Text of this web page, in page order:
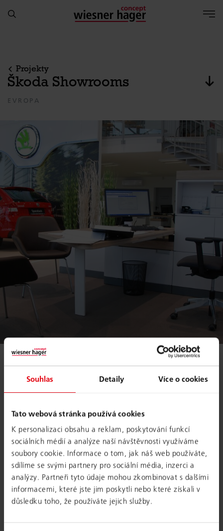
Souhlas Detaily Více o cookies
Tato webová stránka používá cookies
K personalizaci obsahu a reklam, poskytování funkcí
sociálních médií a analýze naší návštěvnosti využíváme
soubory cookie. Informace o tom, jak náš web používáte,
sdílíme se svými partnery pro sociální média, inzerci a
analýzy. Partneři tyto údaje mohou zkombinovat s dalšími
informacemi, které jste jim poskytli nebo které získali v
důsledku toho, že používáte jejich služby.
Projekty
Škoda Showrooms
EVROPA
KLIENT
Škoda
Kanceláře
LOKACE
Evropa
ROK